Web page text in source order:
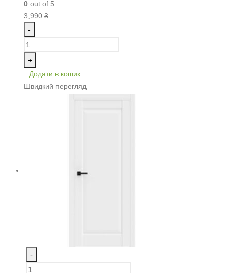
0 out of 5
3,990 ₴
-
+
Додати в кошик
Швидкий перегляд
-